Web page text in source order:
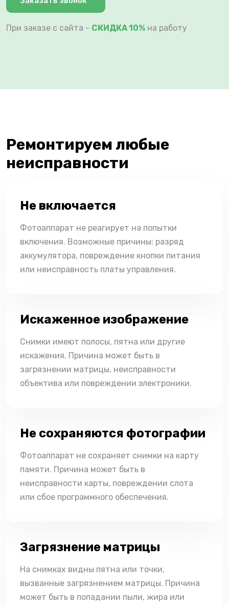
При заказе с сайта - СКИДКА 10% на работу
Ремонтируем любые
неисправности
Не включается
Фотоаппарат не реагирует на попытки
включения. Возможные причины: разряд
аккумулятора, повреждение кнопки питания
или неисправность платы управления.
Искаженное изображение
Снимки имеют полосы, пятна или другие
искажения. Причина может быть в
загрязнении матрицы, неисправности
объектива или повреждении электроники.
Не сохраняются фотографии
Фотоаппарат не сохраняет снимки на карту
памяти. Причина может быть в
неисправности карты, повреждении слота
или сбое программного обеспечения.
Загрязнение матрицы
На снимках видны пятна или точки,
вызванные загрязнением матрицы. Причина
может быть в попадании пыли, жира или